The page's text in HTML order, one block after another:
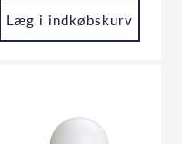
Læg i indkøbskurv